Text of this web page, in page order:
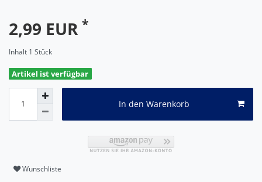
2,99 EUR *
Inhalt 1 Stück
Artikel ist verfügbar
In den Warenkorb
Wunschliste